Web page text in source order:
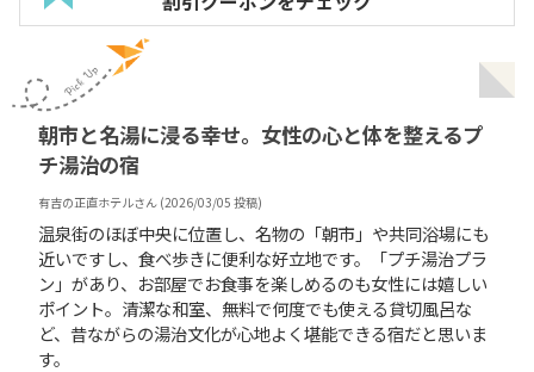
朝市と名湯に浸る幸せ。女性の心と体を整えるプ
チ湯治の宿
有吉の正直ホテルさん (2026/03/05 投稿)
温泉街のほぼ中央に位置し、名物の「朝市」や共同浴場にも
近いですし、食べ歩きに便利な好立地です。「プチ湯治プラ
ン」があり、お部屋でお食事を楽しめるのも女性には嬉しい
ポイント。清潔な和室、無料で何度でも使える貸切風呂な
ど、昔ながらの湯治文化が心地よく堪能できる宿だと思いま
す。